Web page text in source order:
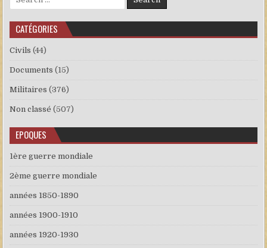
CATÉGORIES
Civils (44)
Documents (15)
Militaires (376)
Non classé (507)
EPOQUES
1ère guerre mondiale
2ème guerre mondiale
années 1850-1890
années 1900-1910
années 1920-1930